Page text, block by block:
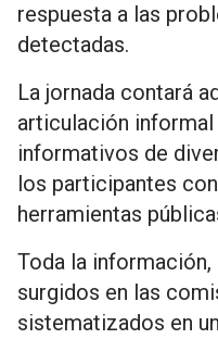
respuesta a las
detectadas.
La jornada contará
articulación
informativos de
los participantes
herramientas
Toda la
surgidos en las
sistematizados en